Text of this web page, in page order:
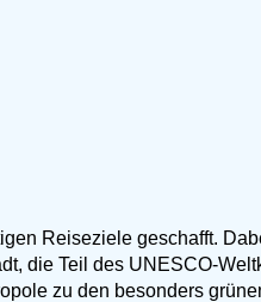
Reiseziele geschafft.
die Teil des UNESCO-
zu den besonders